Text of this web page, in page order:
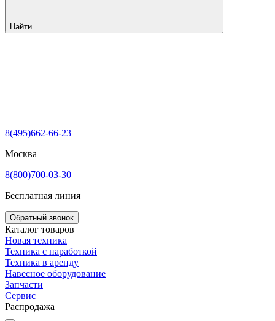
Найти
8(495)662-66-23
Москва
8(800)700-03-30
Бесплатная линия
Обратный звонок
Каталог товаров
Новая техника
Техника с наработкой
Техника в аренду
Навесное оборудование
Запчасти
Сервис
Распродажа